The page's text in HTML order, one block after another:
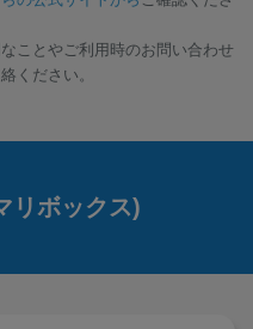
ことやご利用時のお問い合わせ
ください。
リボックス)